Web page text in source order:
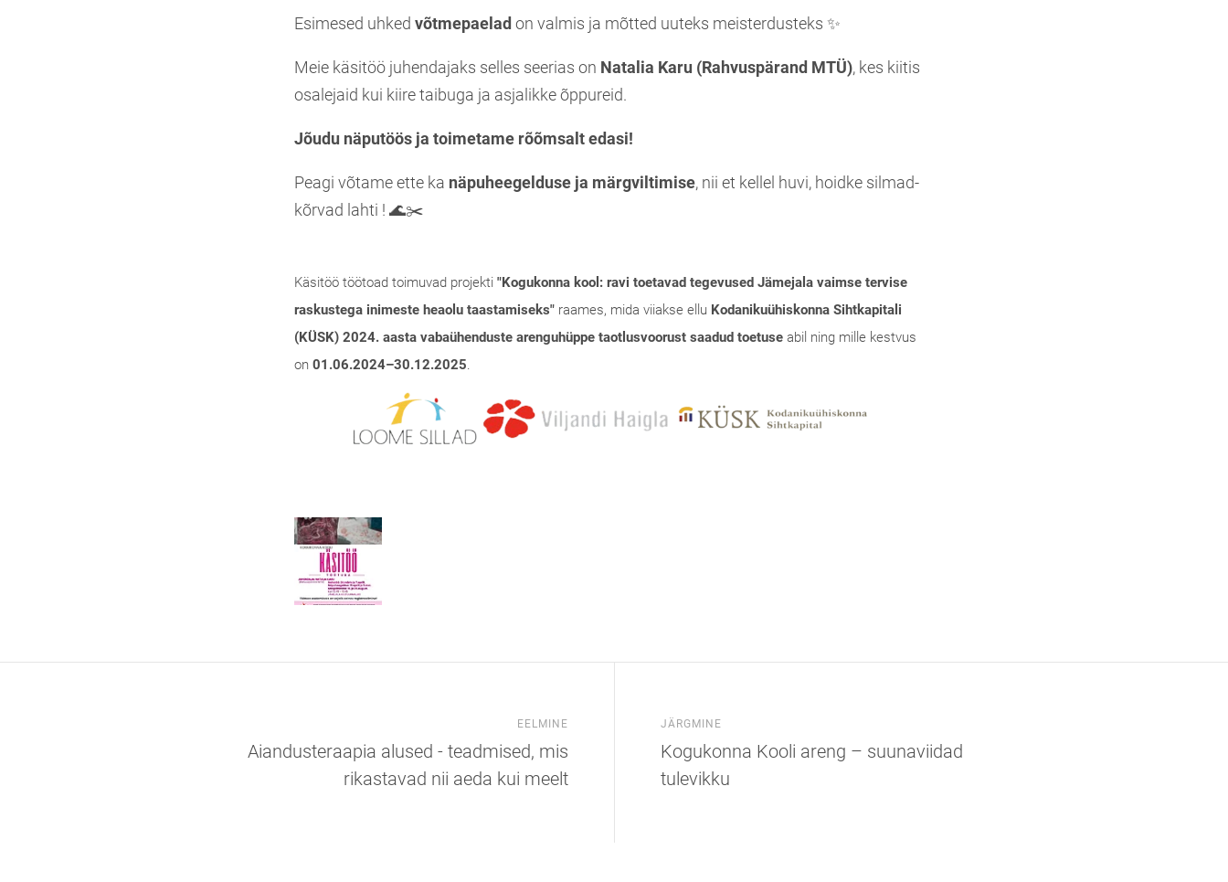
Esimesed uhked võtmepaeladon valmis ja mõtted uuteks meisterdusteks ✨
Meie käsitöö juhendajaks selles seerias on Natalia Karu (Rahvuspärand MTÜ), kes kiitis
osalejaid kui kiire taibuga ja asjalikke õppureid.
Jõudu näputöös ja toimetame rõõmsalt edasi!
Peagi võtame ette ka näpuheegelduse ja märgviltimise, nii et kellel huvi, hoidke silmad-
kõrvad lahti ! 🌊✂️
Käsitöö töötoad toimuvad projekti "Kogukonna kool: ravi toetavad tegevused Jämejala vaimse tervise
raskustega inimeste heaolu taastamiseks" raames, mida viiakse ellu Kodanikuühiskonna Sihtkapitali
(KÜSK) 2024. aasta vabaühenduste arenguhüppe taotlusvoorust saadud toetuse abil ning mille kestvus
on 01.06.2024–30.12.2025.
EELMINE
Aiandusteraapia alused - teadmised, mis
rikastavad nii aeda kui meelt
JÄRGMINE
Kogukonna Kooli areng – suunaviidad
tulevikku